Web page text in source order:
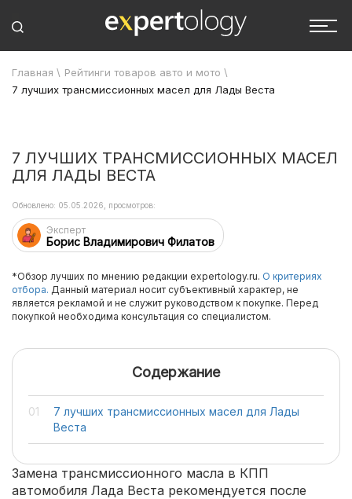
Главная \ Рейтинги товаров авто и мото \
7 лучших трансмиссионных масел для Лады Веста
7 ЛУЧШИХ ТРАНСМИССИОННЫХ МАСЕЛ
ДЛЯ ЛАДЫ ВЕСТА
Эксперт
Борис Владимирович Филатов
Обновлено: 05.05.2026, просмотров:
*Обзор лучших по мнению редакции expertology.ru. О критериях
отбора. Данный материал носит субъективный характер, не
является рекламой и не служит руководством к покупке. Перед
покупкой необходима консультация со специалистом.
Содержание
7 лучших трансмиссионных масел для Лады
Веста
Замена трансмиссионного масла в КПП
автомобиля Лада Веста рекомендуется после